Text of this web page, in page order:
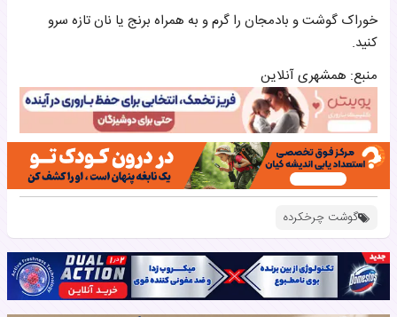
خوراک گوشت و بادمجان را گرم و به همراه برنج یا نان تازه سرو
کنید.
منبع: همشهری آنلاین
گوشت چرخکرده